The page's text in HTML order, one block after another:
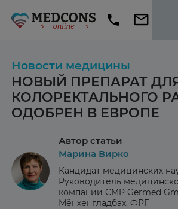
Новости медицины
НОВЫЙ ПРЕПАРАТ
КОЛОРЕКТАЛЬНОГО
ОДОБРЕН В ЕВРОПЕ
Автор статьи
Марина Вирко
Кандидат медицинских
Руководитель
компании CMP Germed
Мёнхенгладбах, ФРГ